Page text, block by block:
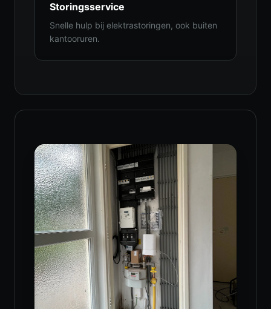
Storingsservice
Snelle hulp bij elektrastoringen, ook buiten
kantooruren.